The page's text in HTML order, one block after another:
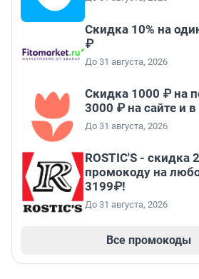
Скидка 10% на
₽
До 31 августа, 2026
Скидка 1000 ₽ на
3000 ₽ на сайте и
До 31 августа, 2026
ROSTIC'S - скидка
промокоду на
3199₽!
До 31 августа, 2026
Все промокоды